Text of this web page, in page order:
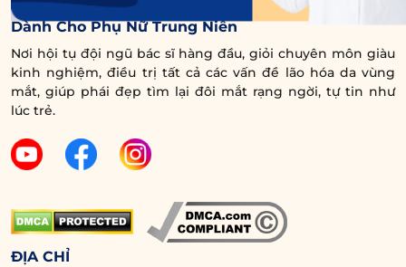
Trung Tâm Chuyên Sâu Chống Lão Hóa Vùng Mắt
Dành Cho Phụ Nữ Trung Niên
Nơi hội tụ đội ngũ bác sĩ hàng đầu, giỏi chuyên môn giàu
kinh nghiệm, điều trị tất cả các vấn đề lão hóa da vùng
mắt, giúp phái đẹp tìm lại đôi mắt rạng ngời, tự tin như
lúc trẻ.
ĐỊA CHỈ